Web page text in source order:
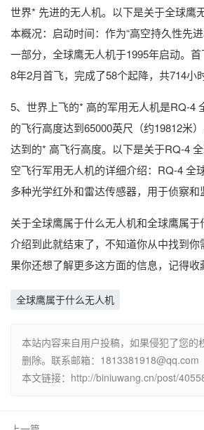
世界* 先进的无人机。以下是关于全球鹰
本概况：启动时间：作为“高空持久性先
一部分，全球鹰无人机于1995年启动。
8年2月首飞，完成了58个起降，共714小
5、世界上飞的* 高的军用无人机是RQ-4
的飞行高度达到65000英尺（约19812米
达到的* 高飞行高度。以下是关于RQ-4
空飞行军用无人机的详细介绍：RQ-4 全
多种光学红外和雷达传感器，用于侦察和
关于全球鹰属于什么无人机和全球鹰属
介绍到此就结束了，不知道你从中找到你
果你还想了解更多这方面的信息，记得收
全球鹰属于什么无人机
本站内容来自用户投稿，如果侵犯了您的
删除。联系邮箱：1813381918@qq.com
本文链接：http://biniuwang.cn/post/